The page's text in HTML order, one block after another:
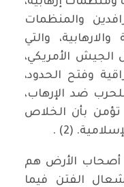
والمنظمات
والتي
الأمريكي،
وفتح الحدود،
ضد الإرهاب،
بأن الخلاص
(2) .
أصحاب الأرض هم
الفتن فيما